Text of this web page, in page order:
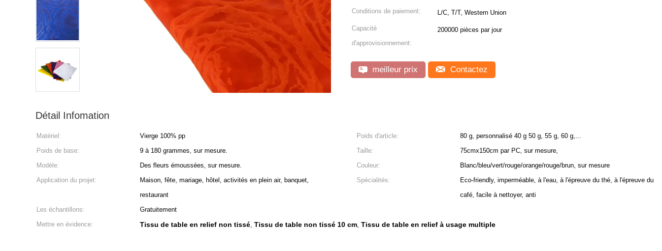
Conditions de paiement: L/C, T/T, Western Union
Capacité
d'approvisionnement:
200000 pièces par jour
meilleur prix Contactez
Détail Infomation
Matériel: Vierge 100% pp Poids d'article:
80 g, personnalisé 40 g 50 g, 55 g, 60 g,...
Poids de base:
9 à 180 grammes, sur mesure. Taille:
75cmx150cm par PC, sur mesure,
Modèle:
Des fleurs émoussées, sur mesure. Couleur:
Blanc/bleu/vert/rouge/orange/rouge/brun, sur mesure
Application du projet:
Maison, fête, mariage, hôtel, activités en plein air, banquet,
restaurant
Spécialités:
Eco-friendly, imperméable, à l'eau, à l'épreuve du thé, à l'épreuve du
café, facile à nettoyer, anti
Les échantillons:
Gratuitement
Mettre en évidence:
Tissu de table en relief non tissé, Tissu de table non tissé 10 cm, Tissu de table en relief à usage multiple